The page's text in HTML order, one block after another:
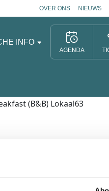
OVER ONS NIEUWS
INFO
AGENDA